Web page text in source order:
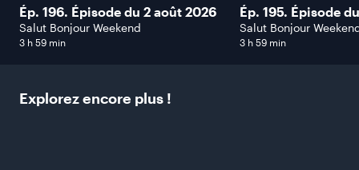
Ép. 196. Épisode du 2 août 2026
Salut Bonjour Weekend
3 h 59 min
Ép. 195. Épisode
Salut Bonjour
3 h 59 min
Explorez encore plus !